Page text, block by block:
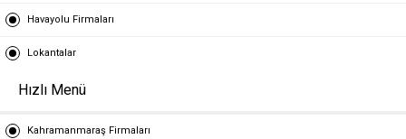
Havayolu Firmaları
Lokantalar
Hızlı Menü
Kahramanmaraş Firmaları